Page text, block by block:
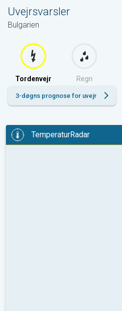
Uvejrsvarsler
Bulgarien
Tordenvejr Regn
3-døgns prognose for uvejr
TemperaturRadar